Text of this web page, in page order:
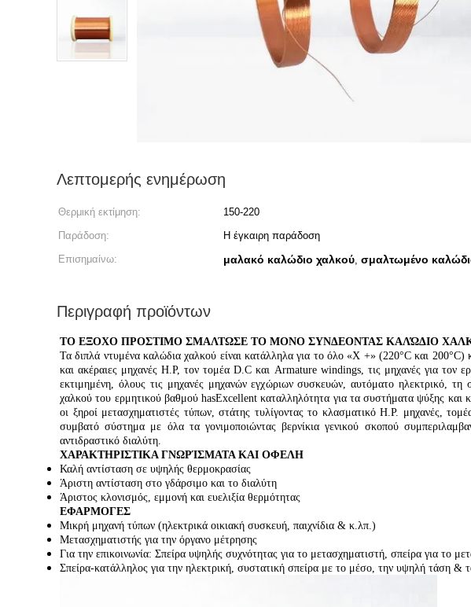
Λεπτομερής ενημέρωση
Θερμική εκτίμηση: 150-220
Παράδοση:
Η έγκαιρη παράδοση
Επισημαίνω:
μαλακό καλώδιο χαλκού, σμαλτωμένο
Περιγραφή προϊόντων
ΤΟ ΕΞΟΧΟ ΠΡΟΣΤΙΜΟ ΣΜΑΛΤΩΣΕ ΤΟ ΜΟΝΟ ΣΥΝΔΕΟΝΤΑΣ ΚΑΛΏΔΙΟ
Τα διπλά ντυμένα καλώδια χαλκού είναι κατάλληλα για το όλο «Χ +» (220°C και 200°C)
και ακέραιες μηχανές H.P, τον τομέα D.C και Armature windings, τις μηχανές για τον
εκτιμημένη, όλους τις μηχανές μηχανών εγχώριων συσκευών, αυτόματο ηλεκτρικό,
χαλκού του ερμητικού βαθμού hasExcellent καταλληλότητα για τα συστήματα ψύξης
οι ξηροί μετασχηματιστές τύπων, στάτης τυλίγοντας το κλασματικό Η.Ρ. μηχανές,
συμβατό σύστημα με όλα τα γονιμοποιώντας βερνίκια γενικού σκοπού
αντιδραστικό διαλύτη.
ΧΑΡΑΚΤΗΡΙΣΤΙΚΑ ΓΝΩΡΊΣΜΑΤΑ ΚΑΙ ΟΦΕΛΗ
Καλή αντίσταση σε υψηλής θερμοκρασίας
Άριστη αντίσταση στο γδάρσιμο και το διαλύτη
Άριστος κλονισμός, εμμονή και ευελιξία θερμότητας
ΕΦΑΡΜΟΓΕΣ
Μικρή μηχανή τύπων (ηλεκτρικά οικιακή συσκευή, παιχνίδια & κ.λπ.)
Μετασχηματιστής για την όργανο μέτρησης
Για την επικοινωνία: Σπείρα υψηλής συχνότητας για το μετασχηματιστή, σπείρα για το
Σπείρα-κατάλληλος για την ηλεκτρική, συστατική σπείρα με το μέσο, την υψηλή τάση &